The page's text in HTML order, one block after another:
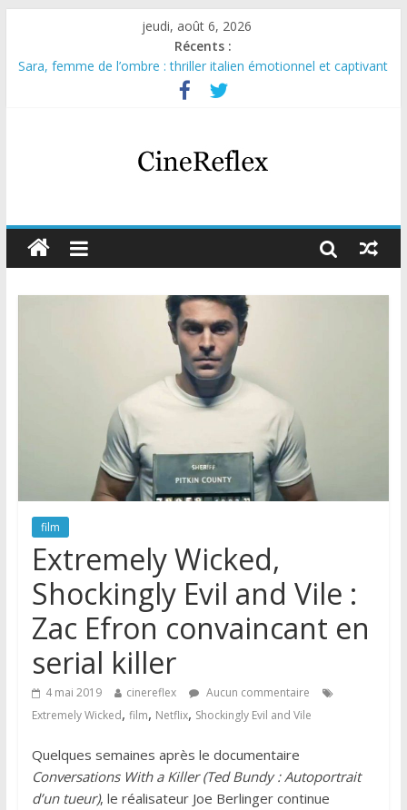
jeudi, août 6, 2026
Récents :
Sara, femme de l’ombre : thriller italien émotionnel et captivant
Journal d’une fille larguée : nouvelle série suédoise sur Netflix
Aema : mini-série sur le tournage d’un film érotique devenu
Glass Heart : excellente série musicale avec Takeru Satō
Olympo, saison 1 : nouvelle série qui séduira les fans de
film
Extremely Wicked,
Shockingly Evil and Vile :
Zac Efron convaincant en
serial killer
4 mai 2019 cinereflex
Aucun commentaire
Extremely Wicked, film, Netflix, Shockingly Evil and Vile
Quelques semaines après le documentaire
Conversations With a Killer (Ted Bundy : Autoportrait
d’un tueur), le réalisateur Joe Berlinger continue